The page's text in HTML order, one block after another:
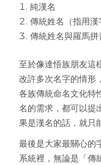
純漢名
傳統姓名（指用
傳統姓名與羅馬拼
至於像達悟族朋友這
改許多次名字的情形
各族傳統命名文化特
名的需求，都可以提
果是漢名的話，就只
最後是大家最關心的
系統裡，無論是「傳